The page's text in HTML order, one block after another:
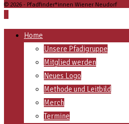
© 2026 - Pfadfinder*innen Wiener Neudorf
Home
Unsere Pfadigruppe
Mitglied werden
Neues Logo
Methode und Leitbild
Merch
Termine